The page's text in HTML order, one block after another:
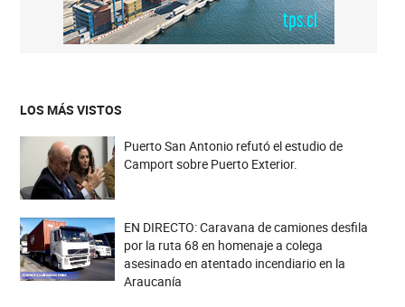
LOS MÁS VISTOS
Puerto San Antonio refutó el estudio de
Camport sobre Puerto Exterior.
EN DIRECTO: Caravana de camiones desfila
por la ruta 68 en homenaje a colega
asesinado en atentado incendiario en la
Araucanía